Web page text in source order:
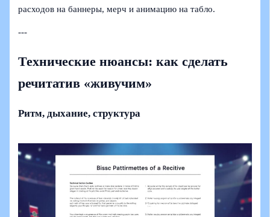
расходов на баннеры, мерч и анимацию на табло.
---
Технические нюансы: как сделать
речитатив «живучим»
Ритм, дыхание, структура